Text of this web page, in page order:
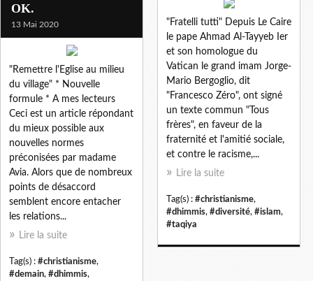
"Fratelli tutti" Depuis Le Caire
le pape Ahmad Al-Tayyeb Ιer
et son homologue du
Vatican le grand imam Jorge-
Mario Bergoglio, dit
"Francesco Zéro", ont signé
un texte commun "Tous
frères", en faveur de la
fraternité et l'amitié sociale,
et contre le racisme,...
Lire la suite
Tag(s) : #christianisme,
#dhimmis, #diversité, #islam,
#taqiya
OK.
13 Mai 2020
"Remettre l'Eglise au milieu
du village" * Nouvelle
formule * A mes lecteurs
Ceci est un article répondant
du mieux possible aux
nouvelles normes
préconisées par madame
Avia. Alors que de nombreux
points de désaccord
semblent encore entacher
les relations...
Lire la suite
Tag(s) : #christianisme,
#demain, #dhimmis,